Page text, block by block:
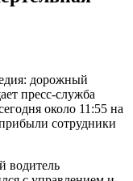
дорожный
пресс-служба
около 11:55 на
сотрудники
водитель